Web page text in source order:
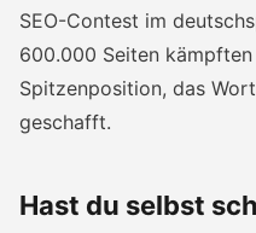
SEO-Contest im
600.000 Seiten
Spitzenposition, das
geschafft.
Hast du selbst